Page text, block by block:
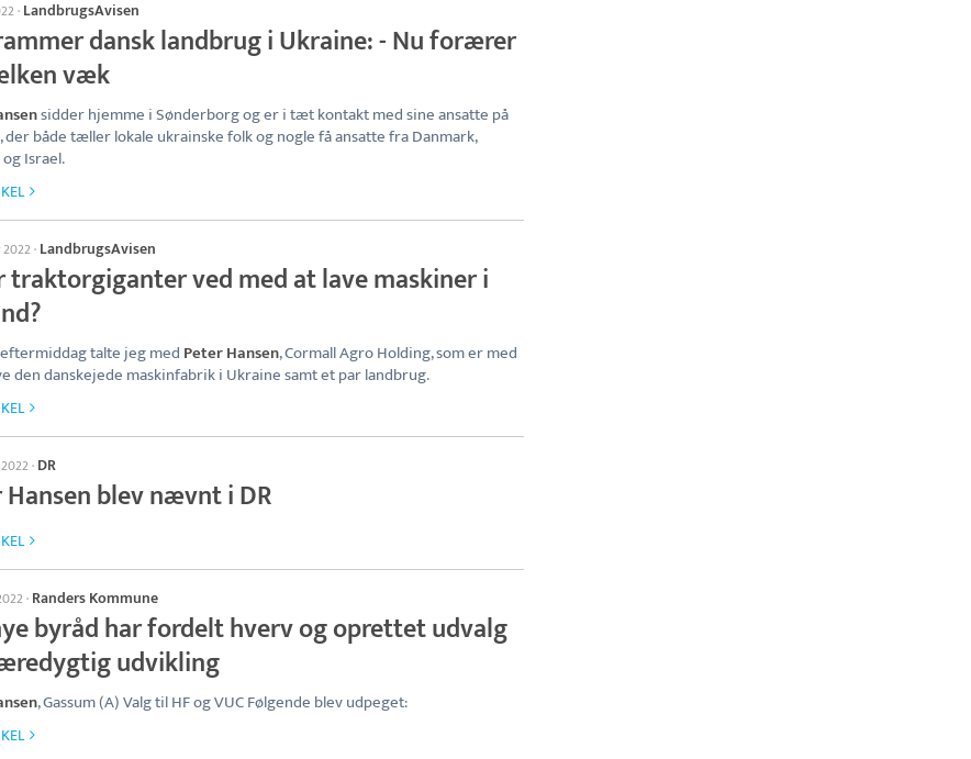
· LandbrugsAvisen
dansk landbrug i Ukraine: - Nu forærer
væk
sidder hjemme i Sønderborg og er i tæt kontakt med sine ansatte på
der både tæller lokale ukrainske folk og nogle få ansatte fra Danmark,
Israel.
· LandbrugsAvisen
traktorgiganter ved med at lave maskiner i
talte jeg medPeter Hansen, Cormall Agro Holding, som er med
den danskejede maskinfabrik i Ukraine samt et par landbrug.
· DR
Hansen blev nævnt i DR
· Randers Kommune
byråd har fordelt hverv og oprettet udvalg
udvikling
, Gassum (A) Valg til HF og VUC Følgende blev udpeget: